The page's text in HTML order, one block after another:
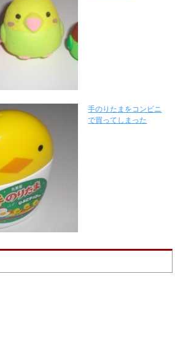
手のりたまをコンビニ
で買ってしまった